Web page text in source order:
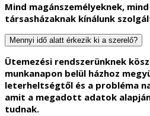
Mind magánszemélyeknek, mind
társasházaknak kínálunk
Mennyi idő alatt érkezik ki a szerelő?
Ütemezési rendszerünknek
munkanapon belül házhoz
leterheltségtől és a probléma
amit a megadott adatok
tudnak.